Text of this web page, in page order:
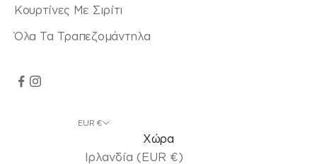
Κουρτίνες Με Σιρίτι
Όλα Τα Τραπεζομάντηλα
EUR €
Χώρα
Ιρλανδία (EUR €)